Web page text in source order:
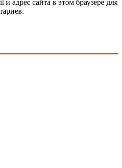
адрес сайта в этом браузере для